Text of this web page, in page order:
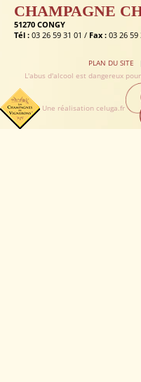
CHAMPAGNE
51270 CONGY
Tél : 03 26 59 31 01 / Fax : 03 26 59
PLAN DU SITE
L'abus d'alcool est dangereux
Une réalisation celuga.fr